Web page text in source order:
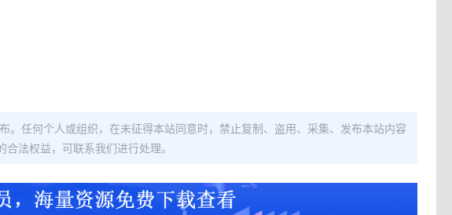
。任何个人或组织，在未征得本站同意时，禁止复制、盗用、采集、发布本站内容
法权益，可联系我们进行处理。